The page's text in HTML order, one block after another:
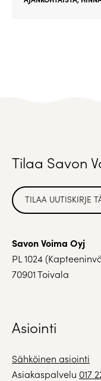
Tilaa Savon
TILAA UUTISKIRJE
Savon Voima Oyj
PL 1024
70901 Toivala
Asiointi
Sähköinen asiointi
Asiakaspalvelu 017